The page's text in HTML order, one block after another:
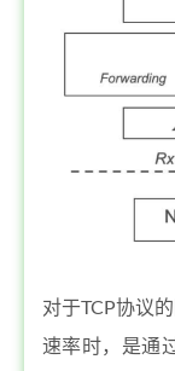
对于TCP协议
速率时，是通